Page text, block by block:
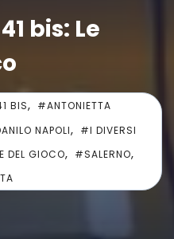
bis: Le
BIS, #ANTONIETTA
NAPOLI, #I DIVERSI
DEL GIOCO, #SALERNO,